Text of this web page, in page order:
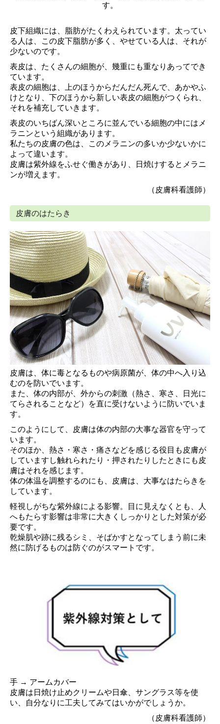
す。
皮下組織には、脂肪がたくわえられています。太ってい
る人は、この皮下脂肪が多く、やせている人は、それが
少ないのです。
表皮は、たくさんの細胞が、幾重にも重なりあってでき
ています。
表皮の細胞は、上のほうからだんだん死んで、あかやふ
けとなり、下のほうから新しい表皮の細胞がつくられ、
それを補充していきます。
表皮のいちばん深いところに並んでいる細胞の中にはメ
ラニンという組織があります。
私たちの皮膚の色は、このメラニンの多いか少ないかに
よって違います。
皮膚は紫外線をふせぐ働きがあり、日焼けするとメラニ
ンが増えます。
（皮膚科看護師）
皮膚のはたらき
皮膚は、体に毒となるものや病原菌が、体の中へ入り込
むのを防いでいます。
また、体の内部が、外からの刺激（熱さ、寒さ、日光に
てらされることなど）を直に受けないように防いでいま
す。
このようにして、皮膚は体の内部の大事な器官を守って
います。
そのほか、熱さ・寒さ・痛さなどを感じる役目も皮膚が
していますし触れられたり・押されたりしたときにも皮
膚はそれを感じます。
体の体温を調整するのにも、皮膚は、大事なはたらきを
しています。
軽視しがちな紫外線による影響。目に見えなくとも、人
へもたらす影響は非常に大きくしっかりとした対策が必
要です。
乾燥肌や跡に残るシミ、そばかすとなってしまう前に未
然に防げるものは防ぐのがスマートです。
手 → アームカバー
皮膚は日焼け止めクリームや日傘、サングラス等を使
い、自分なりに工夫してみてはいかがでしょうか。
（皮膚科看護師）